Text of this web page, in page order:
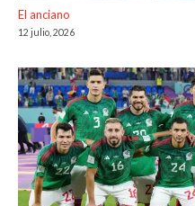
El anciano
12 julio, 2026